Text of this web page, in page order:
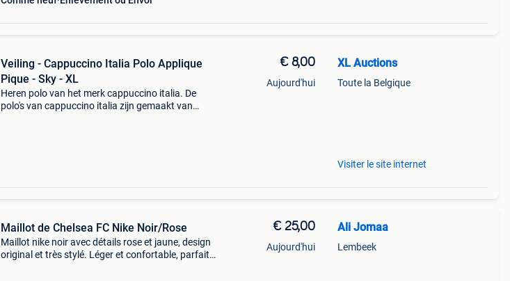
Veiling - Cappuccino Italia Polo Applique
Pique - Sky - XL
Heren polo van het merk cappuccino italia. De
polo's van cappuccino italia zijn gemaakt van
€ 8,00
Aujourd'hui
XL Auctions
Toute la Belgique
Visiter le site internet
Maillot de Chelsea FC Nike Noir/Rose
Maillot nike noir avec détails rose et jaune, design
original et très stylé. Léger et confortable, parfait
€ 25,00
Aujourd'hui
Ali Jomaa
Lembeek